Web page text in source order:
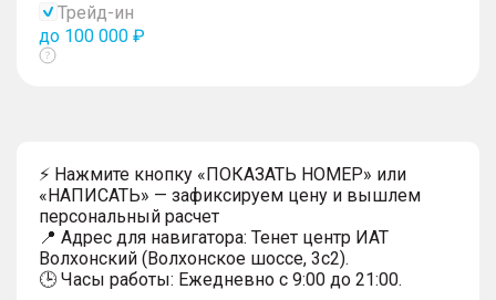
Трейд-ин
до 100 000 ₽
Показать
⚡ Нажмите кнопку «ПОКАЗАТЬ НОМЕР» или
«НАПИСАТЬ» — зафиксируем цену и вышлем
персональный расчет
📍 Адрес для навигатора: Тенет центр ИАТ
Волхонский (Волхонское шоссе, 3с2).
🕒 Часы работы: Ежедневно с 9:00 до 21:00.